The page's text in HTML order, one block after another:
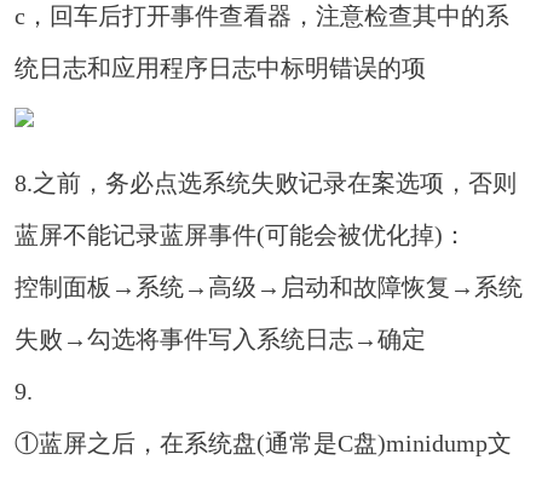
c，回车后打开事件查看器，注意检查其中的系
统日志和应用程序日志中标明错误的项
8.之前，务必点选系统失败记录在案选项，否则
蓝屏不能记录蓝屏事件(可能会被优化掉)：
控制面板→系统→高级→启动和故障恢复→系统
失败→勾选将事件写入系统日志→确定
9.
①蓝屏之后，在系统盘(通常是C盘)minidump文